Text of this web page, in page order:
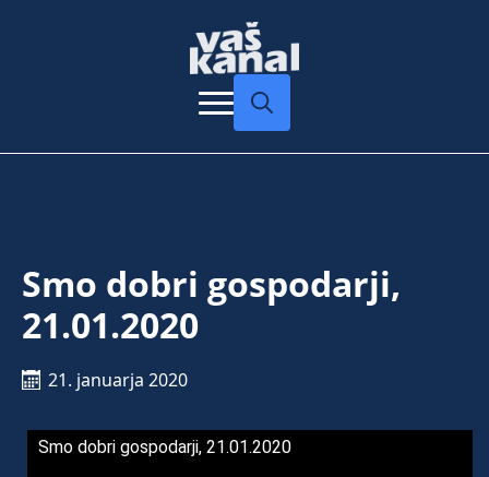
Smo dobri gospodarji,
21.01.2020
21. januarja 2020
Smo dobri gospodarji, 21.01.2020